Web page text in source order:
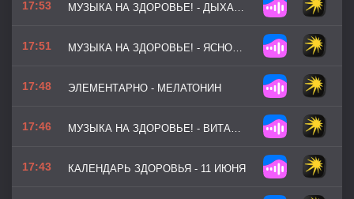
17:53 МУЗЫКА НА ЗДОРОВЬЕ! - ДЫХАНИЕ УТРА
17:51 МУЗЫКА НА ЗДОРОВЬЕ! - ЯСНОСТЬ ВЗГЛЯДА
17:48 ЭЛЕМЕНТАРНО - МЕЛАТОНИН
17:46 МУЗЫКА НА ЗДОРОВЬЕ! - ВИТАМИННЫЙ СВЕТ
17:43 КАЛЕНДАРЬ ЗДОРОВЬЯ - 11 ИЮНЯ